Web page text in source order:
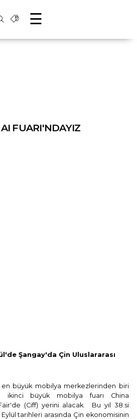
☰
FUARI'NDAYIZ
Şangay'da Çin Uluslararası
en büyük mobilya merkezlerinden biri
ikinci büyük mobilya fuarı China
(Ciff) yerini alacak. Bu yıl 38.si
tarihleri arasında Çin ekonomisinin